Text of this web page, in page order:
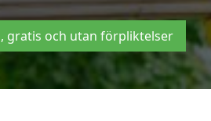
gratis och utan förpliktelser